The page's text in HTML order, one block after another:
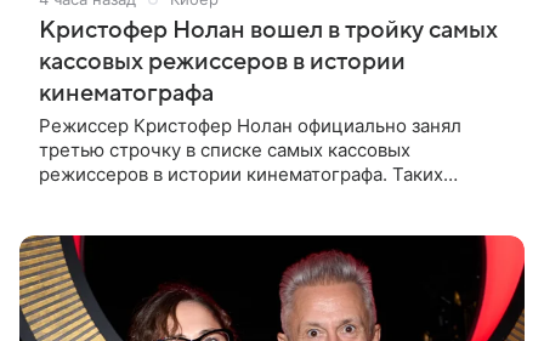
Кристофер Нолан вошел в тройку самых
кассовых режиссеров в истории
кинематографа
Режиссер Кристофер Нолан официально занял
третью строчку в списке самых кассовых
режиссеров в истории кинематографа. Таких